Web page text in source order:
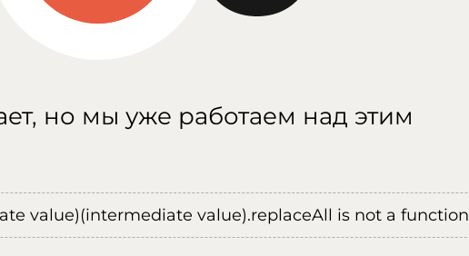
но мы уже работаем над этим
value)(intermediate value).replaceAll is not a function